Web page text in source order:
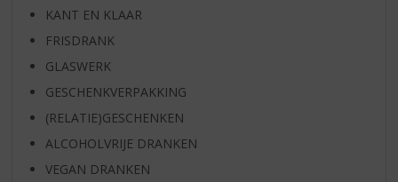
KANT EN KLAAR
FRISDRANK
GLASWERK
GESCHENKVERPAKKING
(RELATIE)GESCHENKEN
ALCOHOLVRIJE DRANKEN
VEGAN DRANKEN